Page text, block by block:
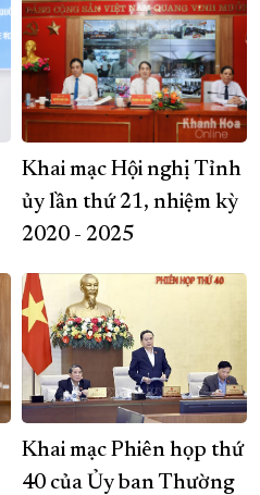
Khai mạc Hội nghị Tỉnh
ủy lần thứ 21, nhiệm kỳ
2020 - 2025
Khai mạc Phiên họp thứ
40 của Ủy ban Thường